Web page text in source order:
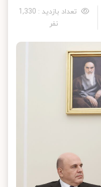
تعداد بازدید : 1,330
نفر